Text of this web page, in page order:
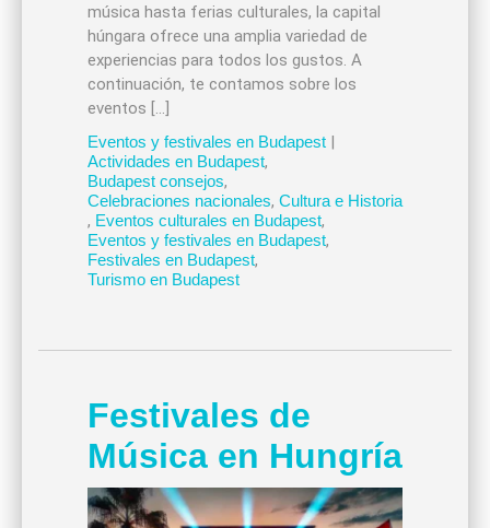
música hasta ferias culturales, la capital
húngara ofrece una amplia variedad de
experiencias para todos los gustos. A
continuación, te contamos sobre los
eventos […]
Eventos y festivales en Budapest|
Actividades en Budapest,
Budapest consejos,
Celebraciones nacionales, Cultura e Historia
, Eventos culturales en Budapest,
Eventos y festivales en Budapest,
Festivales en Budapest,
Turismo en Budapest
Festivales de
Música en Hungría